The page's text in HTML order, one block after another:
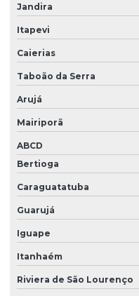
Descupinização em sp
Descupinização de telhado
Descupinizadora são paulo
Desinsetização e dedetização
Desratização de casa
Desratização e desinsetização
Desratização industrial
Desratização para ratos
Desratização em são paulo
Empresa de controle de
Empresa de controle de
Jandira
Itapevi
Caierias
Taboão da Serra
Arujá
Mairiporã
ABCD
Bertioga
Caraguatatuba
Guarujá
Iguape
Itanhaém
Riviera de São Lourenço